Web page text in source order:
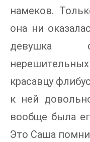
намеков.
она ни
девушка
красавцу
к ней
вообще была
Это Саша